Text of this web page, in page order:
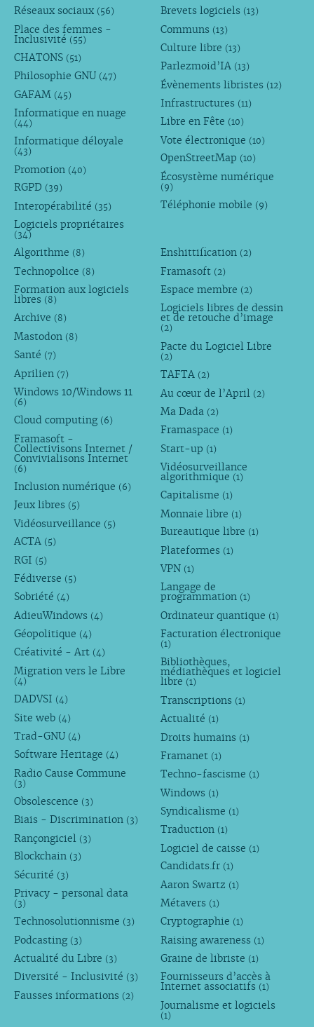
Réseaux sociaux (56)
Place des femmes -
Inclusivité (55)
CHATONS (51)
Philosophie GNU (47)
GAFAM (45)
Informatique en nuage
(44)
Informatique déloyale
(43)
Promotion (40)
RGPD (39)
Interopérabilité (35)
Logiciels propriétaires
(34)
Brevets logiciels (13)
Communs (13)
Culture libre (13)
Parlezmoid’IA (13)
Évènements libristes (12)
Infrastructures (11)
Libre en Fête (10)
Vote électronique (10)
OpenStreetMap (10)
Écosystème numérique
(9)
Téléphonie mobile (9)
Algorithme (8)
Technopolice (8)
Formation aux logiciels
libres (8)
Archive (8)
Mastodon (8)
Santé (7)
Aprilien (7)
Windows 10/Windows 11
(6)
Cloud computing (6)
Framasoft -
Collectivisons Internet /
Convivialisons Internet
(6)
Inclusion numérique (6)
Jeux libres (5)
Vidéosurveillance (5)
ACTA (5)
RGI (5)
Fédiverse (5)
Sobriété (4)
AdieuWindows (4)
Géopolitique (4)
Créativité - Art (4)
Migration vers le Libre
(4)
DADVSI (4)
Site web (4)
Trad-GNU (4)
Software Heritage (4)
Radio Cause Commune
(3)
Obsolescence (3)
Biais - Discrimination (3)
Rançongiciel (3)
Blockchain (3)
Sécurité (3)
Privacy - personal data
(3)
Technosolutionnisme (3)
Podcasting (3)
Actualité du Libre (3)
Diversité - Inclusivité (3)
Fausses informations (2)
Enshittification (2)
Framasoft (2)
Espace membre (2)
Logiciels libres de dessin
et de retouche d’image
(2)
Pacte du Logiciel Libre
(2)
TAFTA (2)
Au cœur de l’April (2)
Ma Dada (2)
Framaspace (1)
Start-up (1)
Vidéosurveillance
algorithmique (1)
Capitalisme (1)
Monnaie libre (1)
Bureautique libre (1)
Plateformes (1)
VPN (1)
Langage de
programmation (1)
Ordinateur quantique (1)
Facturation électronique
(1)
Bibliothèques,
médiathèques et logiciel
libre (1)
Transcriptions (1)
Actualité (1)
Droits humains (1)
Framanet (1)
Techno-fascisme (1)
Windows (1)
Syndicalisme (1)
Traduction (1)
Logiciel de caisse (1)
Candidats.fr (1)
Aaron Swartz (1)
Métavers (1)
Cryptographie (1)
Raising awareness (1)
Graine de libriste (1)
Fournisseurs d’accès à
Internet associatifs (1)
Journalisme et logiciels
(1)